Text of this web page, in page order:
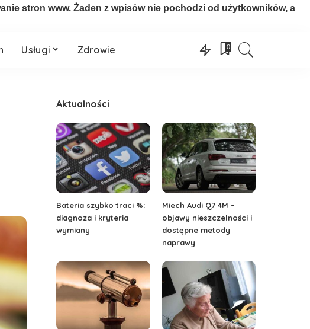
stron www. Żaden z wpisów nie pochodzi od użytkowników, a
Usługi Zdrowie 0
Aktualności
Bateria szybko traci %:
diagnoza i kryteria
wymiany
Miech Audi Q7 4M –
objawy nieszczelności i
dostępne metody
naprawy